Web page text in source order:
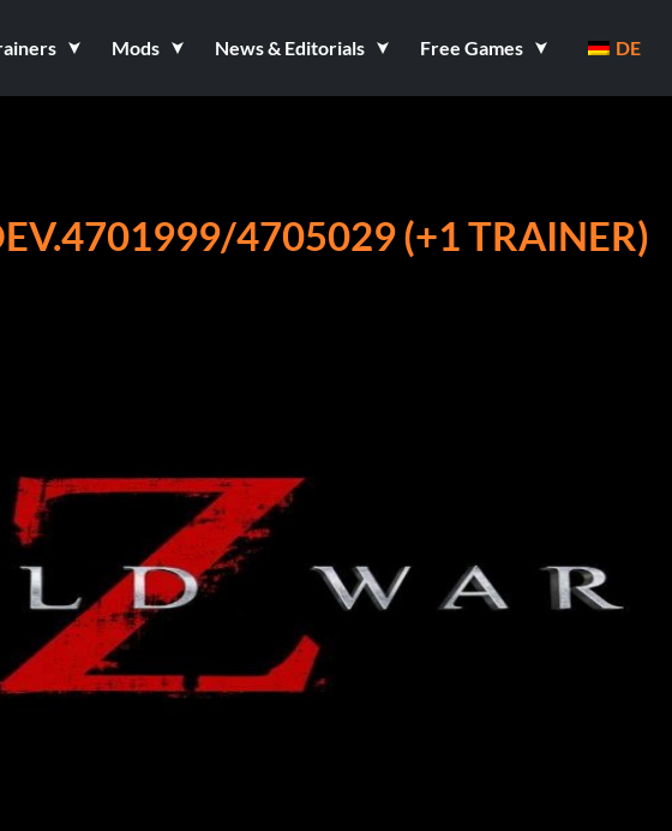
Mods News & Editorials Free Games DE
4705029 (+1 TRAINER)